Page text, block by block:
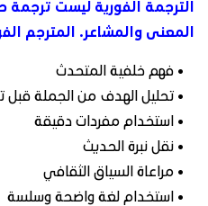
الترجمة الفورية ليست ترجمة
المعنى والمشاعر. المترجم
• فهم خلفية المتحدث
• تحليل الهدف من الجملة قبل
• استخدام مفردات دقيقة
• نقل نبرة الحديث
• مراعاة السياق الثقافي
• استخدام لغة واضحة وسلسة